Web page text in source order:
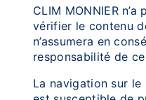
CLIM MONNIER
vérifier le contenu
n’assumera en
responsabilité de
La navigation sur